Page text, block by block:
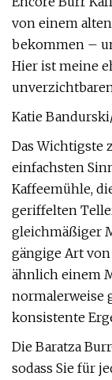
von einem
bekommen –
Hier ist meine
Katie
Das Wichtigste
einfachsten
Kaffeemühle,
geriffelten
gleichmäßiger
gängige Art
ähnlich einem
normalerweise
konsistente
Die Baratza
sodass Sie für